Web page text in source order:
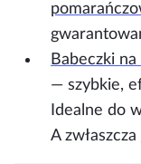
Babeczki
— szybkie,
Idealne do
A zwłaszcza